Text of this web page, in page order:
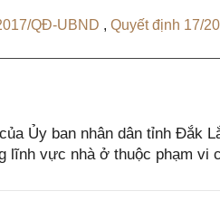
QĐ-UBND , Quyết định 17/
Ủy ban nhân dân tỉnh Đắk
lĩnh vực nhà ở thuộc phạm vi